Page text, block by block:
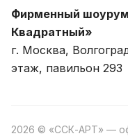
Фирменный
Квадратный»
г. Москва,
этаж, павильон 293
2026 © «ССК-АРТ» —